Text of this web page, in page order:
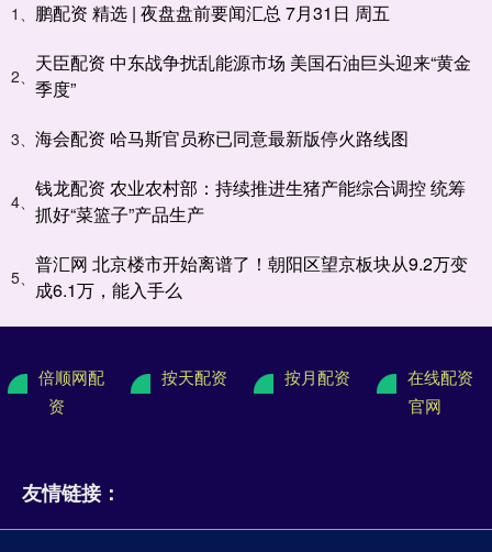
1、 鹏配资 精选 | 夜盘盘前要闻汇总 7月31日 周五
2、
天臣配资 中东战争扰乱能源市场 美国石油巨头迎来“黄金
季度”
3、 海会配资 哈马斯官员称已同意最新版停火路线图
4、
钱龙配资 农业农村部：持续推进生猪产能综合调控 统筹
抓好“菜篮子”产品生产
5、
普汇网 北京楼市开始离谱了！朝阳区望京板块从9.2万变
成6.1万，能入手么
倍顺网配
资
按天配资 按月配资
在线配资
官网
友情链接：